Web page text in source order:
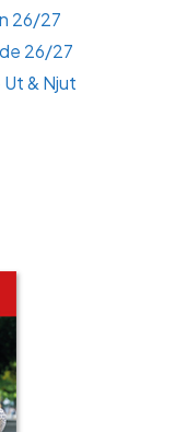
26/27
26/27
& Njut